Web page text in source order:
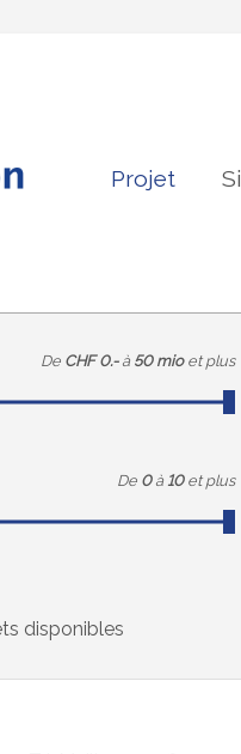
Projet
De CHF 0.- à 50 mio et plus
De 0 à 10 et plus
disponibles